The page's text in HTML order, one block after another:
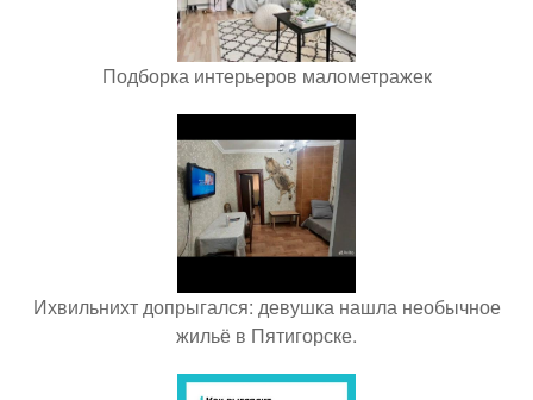
Подборка интерьеров малометражек
Ихвильнихт допрыгался: девушка нашла необычное
жильё в Пятигорске.